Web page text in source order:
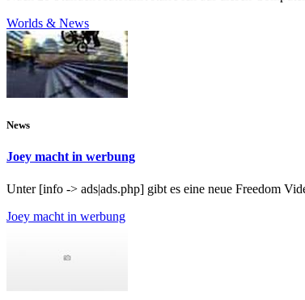
Worlds & News
News
Joey macht in werbung
Unter [info -> ads|ads.php] gibt es eine neue Freedom
Joey macht in werbung